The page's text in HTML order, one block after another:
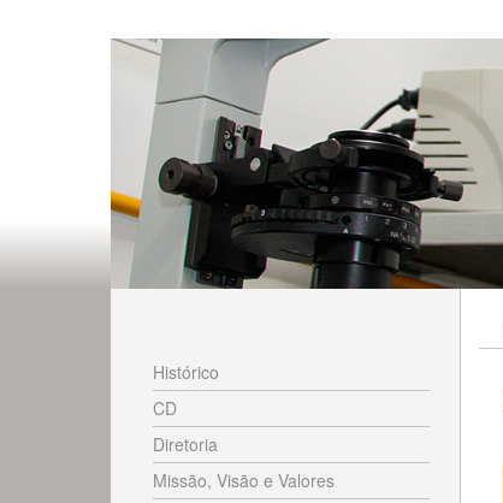
Histórico
CD
Diretoria
Missão, Visão e Valores